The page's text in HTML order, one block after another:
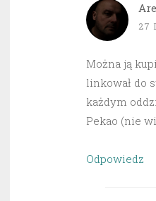
27
Można ją
linkował do
każdym
Pekao (nie
Odpowiedz